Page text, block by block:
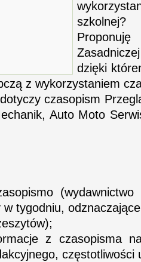
szkolnej?
dzięki
z wykorzystaniem
czasopism
Auto Moto
(wydawnictwo
tygodniu,
z czasopisma
częstotliwości